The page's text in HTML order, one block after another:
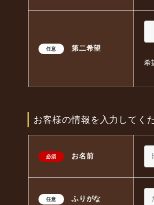
任意
第二希望
希
お客様の情報を入力してく
必須 お名前
任意 ふりがな